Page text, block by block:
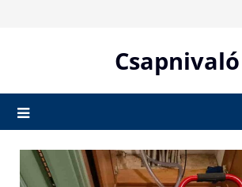
Csapnivaló